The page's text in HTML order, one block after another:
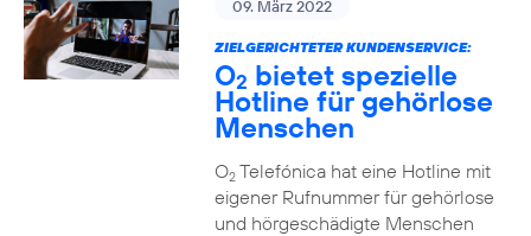
09. März 2022
ZIELGERICHTETER KUNDENSERVICE:
O2 bietet spezielle
Hotline für gehörlose
Menschen
O2Telefónica hat eine Hotline mit
eigener Rufnummer für gehörlose
und hörgeschädigte Menschen